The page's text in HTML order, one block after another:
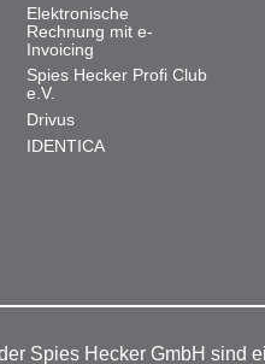
Elektronische
Rechnung mit e-
Invoicing
Spies Hecker Profi Club
e.V.
Drivus
IDENTICA
Spies Hecker GmbH sind